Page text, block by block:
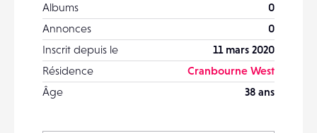
Albums
0
Annonces
0
Inscrit depuis le
11 mars 2020
Résidence
Cranbourne West
Âge
38 ans